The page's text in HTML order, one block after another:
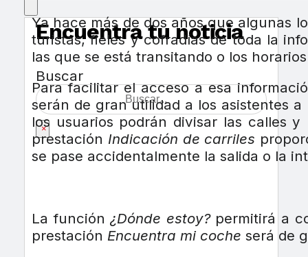
Encuentra tu noticia
Buscar
×
Ya hace más de dos años que algunas
turistas, fieles y cofradías de toda la
las que se está transitando o los
Para facilitar el acceso a esa
serán de gran utilidad a los asistentes
los usuarios podrán divisar las calles
prestación Indicación de carriles
se pase accidentalmente la salida o la
La función¿Dónde estoy?permitirá a
prestación Encuentra mi coche será de